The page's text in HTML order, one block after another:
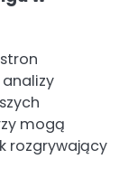
mogą
rozgrywający